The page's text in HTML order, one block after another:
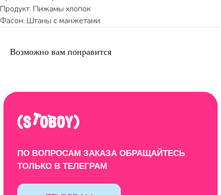
Продукт: Пижамы хлопок
Фасон: Штаны с манжетами
Возможно вам понравится
ИНФОРМАЦИЯ